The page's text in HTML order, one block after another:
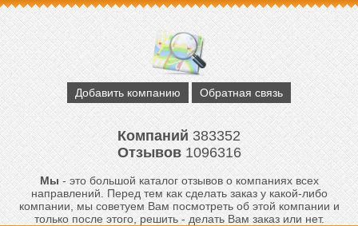
Добавить компанию Обратная связь
Компаний383352
Отзывов1096316
Мы- это большой каталог отзывов о компаниях всех
направлений. Перед тем как сделать заказ у какой-либо
компании, мы советуем Вам посмотреть об этой компании и
только после этого, решить - делать Вам заказ или нет.